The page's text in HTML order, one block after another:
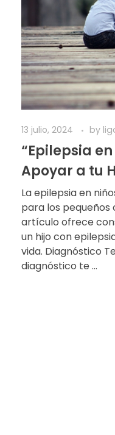
13 julio, 2024 by
“Epilepsia
Apoyar a tu
La epilepsia en
para los pequeños
artículo ofrece
un hijo con
vida. Diagnóstico
diagnóstico te ...